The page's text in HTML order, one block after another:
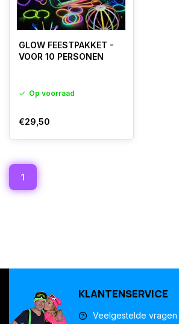
GLOW FEESTPAKKET -
VOOR 10 PERSONEN
Op voorraad
€29,50
1
KLANTENSERVICE
Veelgestelde vragen